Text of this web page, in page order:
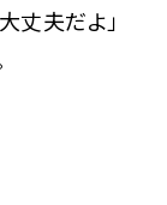
丈夫だよ」